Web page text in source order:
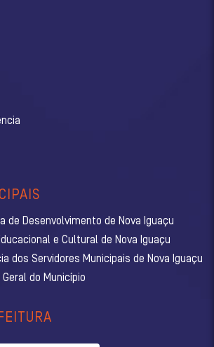
de Desenvolvimento de Nova Iguaçu
e Cultural de Nova Iguaçu
dos Servidores Municipais de Nova Iguaçu
do Município